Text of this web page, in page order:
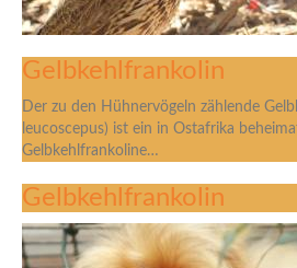
Gelbkehlfrankolin
Der zu den Hühnervögeln zählende
leucoscepus) ist ein in Ostafrika
Gelbkehlfrankoline…
Gelbkehlfrankolin